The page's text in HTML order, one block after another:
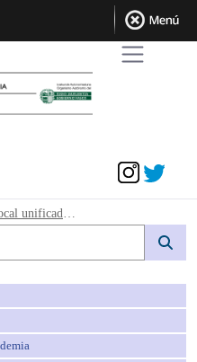
.Pruebas fisicas